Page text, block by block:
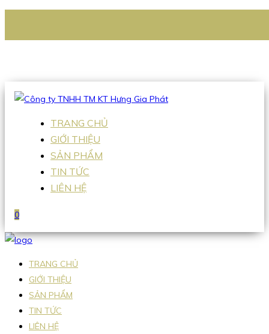
Hotline:0938 336 079
TRANG CHỦ
GIỚI THIỆU
SẢN PHẨM
TIN TỨC
LIÊN HỆ
0
TRANG CHỦ
GIỚI THIỆU
SẢN PHẨM
TIN TỨC
LIÊN HỆ